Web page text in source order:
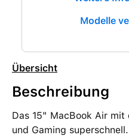
Modelle
Übersicht
Beschreibung
Das 15" MacBook Air
und Gaming